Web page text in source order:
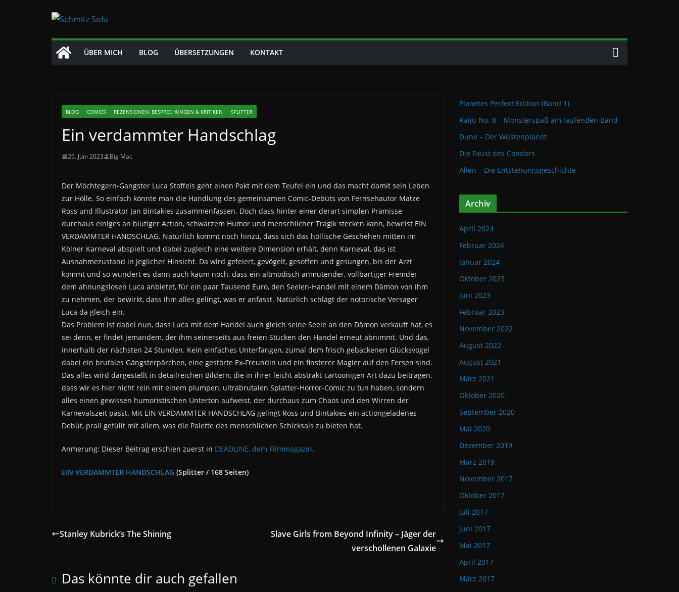
ÜBER MICH BLOG ÜBERSETZUNGEN KONTAKT
BLOG COMICS REZENSIONEN, BESPRECHUNGEN & KRITIKEN SPLITTER
Ein verdammter Handschlag
26. Juni 2023 Big Mac
Der Möchtegern-Gangster Luca Stoffels geht einen Pakt mit dem Teufel ein und das macht damit sein Leben
zur Hölle. So einfach könnte man die Handlung des gemeinsamen Comic-Debüts von Fernsehautor Matze
Ross und Illustrator Jan Bintakies zusammenfassen. Doch dass hinter einer derart simplen Prämisse
durchaus einiges an blutiger Action, schwarzem Humor und menschlicher Tragik stecken kann, beweist EIN
VERDAMMTER HANDSCHLAG. Natürlich kommt noch hinzu, dass sich das höllische Geschehen mitten im
Kölner Karneval abspielt und dabei zugleich eine weitere Dimension erhält, denn Karneval, das ist
Ausnahmezustand in jeglicher Hinsicht. Da wird gefeiert, gevögelt, gesoffen und gesungen, bis der Arzt
kommt und so wundert es dann auch kaum noch, dass ein altmodisch anmutender, vollbärtiger Fremder
dem ahnungslosen Luca anbietet, für ein paar Tausend Euro, den Seelen-Handel mit einem Dämon von ihm
zu nehmen, der bewirkt, dass ihm alles gelingt, was er anfasst. Natürlich schlägt der notorische Versager
Luca da gleich ein.
Das Problem ist dabei nun, dass Luca mit dem Handel auch gleich seine Seele an den Dämon verkauft hat, es
sei denn, er findet jemandem, der ihm seinerseits aus freien Stücken den Handel erneut abnimmt. Und das,
innerhalb der nächsten 24 Stunden. Kein einfaches Unterfangen, zumal dem frisch gebackenen Glücksvogel
dabei ein brutales Gängsterpärchen, eine gestörte Ex-Freundin und ein finsterer Magier auf den Fersen sind.
Das alles wird dargestellt in detailreichen Bildern, die in ihrer leicht abstrakt-cartoonigen Art dazu beitragen,
dass wir es hier nicht rein mit einem plumpen, ultrabrutalen Splatter-Horror-Comic zu tun haben, sondern
alles einen gewissen humoristischen Unterton aufweist, der durchaus zum Chaos und den Wirren der
Karnevalszeit passt. Mit EIN VERDAMMTER HANDSCHLAG gelingt Ross und Bintakies ein actiongeladenes
Debüt, prall gefüllt mit allem, was die Palette des menschlichen Schicksals zu bieten hat.
Anmerung: Dieser Beitrag erschien zuerst in DEADLINE, dem Filmmagazin.
EIN VERDAMMTER HANDSCHLAG (Splitter / 168 Seiten)
Stanley Kubrick’s The Shining
Slave Girls from Beyond Infinity – Jäger der
verschollenen Galaxie
Das könnte dir auch gefallen
Planetes Perfect Edition (Band 1)
Kaiju No. 8 – Monsterspaß am laufenden Band
Dune – Der Wüstenplanet
Die Faust des Condors
Alien – Die Entstehungsgeschichte
Archiv
April 2024
Februar 2024
Januar 2024
Oktober 2023
Juni 2023
Februar 2023
November 2022
August 2022
August 2021
März 2021
Oktober 2020
September 2020
Mai 2020
Dezember 2019
März 2019
November 2017
Oktober 2017
Juli 2017
Juni 2017
Mai 2017
April 2017
März 2017